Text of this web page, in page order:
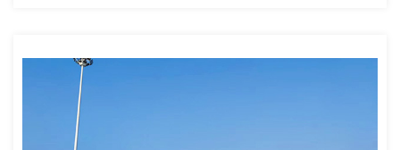
capacidad para cientos de personas, y el público
no se sentirá agobiado durante la visita. La
carpa es fácil de instalar y desmontar
rápidamente, lo que ahorra tiempo y costos de
mano de obra.